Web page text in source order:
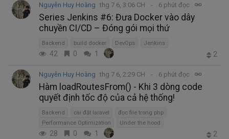
Nguyễn Huy Hoàng thg 7 6, 3:06 CH 6 phút đọc
Series Jenkins #6: Đưa Docker vào dây
chuyền CI/CD – Đóng gói mọi thứ
Backend build docker DevOps Jenkins
42 0 1 2
Nguyễn Huy Hoàng thg 7 6, 2:29 CH 6 phút đọc
Hàm loadRoutesFrom() - Khi 3 dòng code
quyết định tốc độ của cả hệ thống!
Backend cài đặt laravel
đọc file trong php
Performance Optimization
Under the hood
28 0 1 2